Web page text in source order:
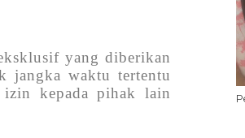
yang diberikan
jangka waktu tertentu
izin kepada pihak lain